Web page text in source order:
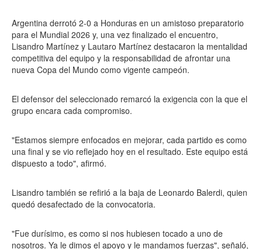
Argentina derrotó 2-0 a Honduras en un amistoso preparatorio
para el Mundial 2026 y, una vez finalizado el encuentro,
Lisandro Martínez y Lautaro Martínez destacaron la mentalidad
competitiva del equipo y la responsabilidad de afrontar una
nueva Copa del Mundo como vigente campeón.
El defensor del seleccionado remarcó la exigencia con la que el
grupo encara cada compromiso.
"Estamos siempre enfocados en mejorar, cada partido es como
una final y se vio reflejado hoy en el resultado. Este equipo está
dispuesto a todo", afirmó.
Lisandro también se refirió a la baja de Leonardo Balerdi, quien
quedó desafectado de la convocatoria.
"Fue durísimo, es como si nos hubiesen tocado a uno de
nosotros. Ya le dimos el apoyo y le mandamos fuerzas", señaló,